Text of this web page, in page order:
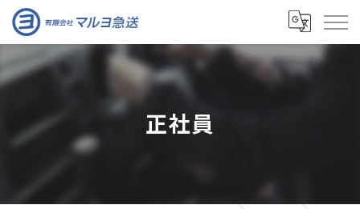
正社員